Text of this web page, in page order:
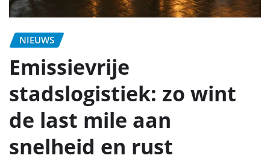
NIEUWS
Emissievrije
stadslogistiek: zo wint
de last mile aan
snelheid en rust